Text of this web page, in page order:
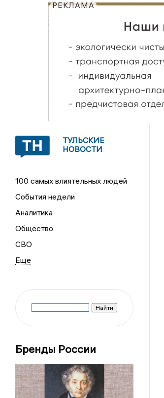
РЕКЛАМА
ТУЛЬСКИЕ
НОВОСТИ
100 самых влиятельных людей
События недели
Аналитика
Общество
СВО
Бренды России